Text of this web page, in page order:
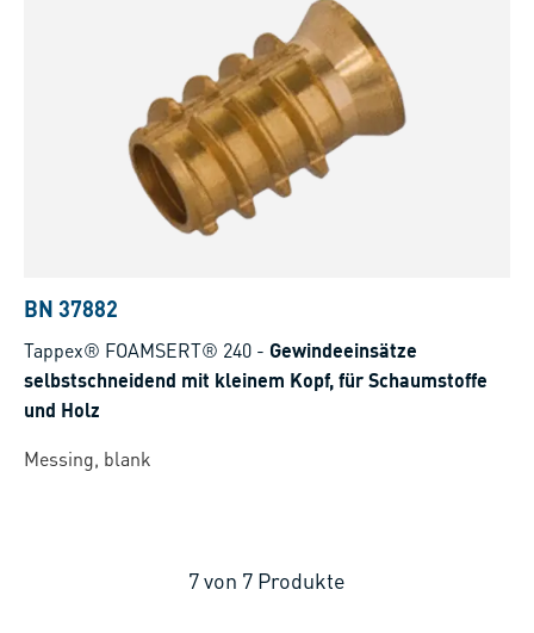
BN 37882
Tappex® FOAMSERT® 240 - Gewindeeinsätze
selbstschneidend mit kleinem Kopf, für Schaumstoffe
und Holz
Messing, blank
7von 7 Produkte